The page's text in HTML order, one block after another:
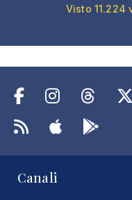
Visto 11.224
Canali